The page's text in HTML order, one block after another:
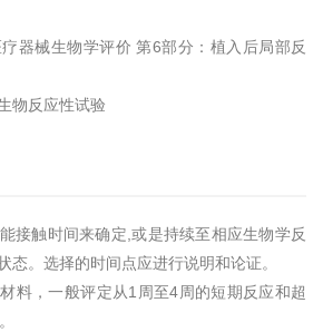
器械生物学评价 第6部分：植入后局部反
物反应性试验
接触时间来确定,或是持续至相应生物学反
态。选择的时间点应进行说明和论证。
料，一般评定从1周至4周的短期反应和超